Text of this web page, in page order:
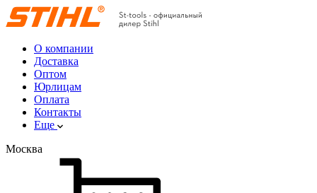
О компании
Доставка
Оптом
Юрлицам
Оплата
Контакты
Еще
Москва